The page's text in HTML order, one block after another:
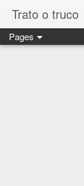
Trato o truco
Pages